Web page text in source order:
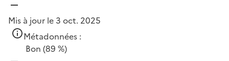
Mis à jour le 3 oct. 2025
Métadonnées :
Bon (89 %)